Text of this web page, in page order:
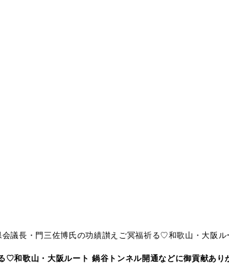
会議長・門三佐博氏の功績讃えご冥福祈る♡和歌山・大阪
♡和歌山・大阪ルート 鍋谷トンネル開通などに御貢献あり